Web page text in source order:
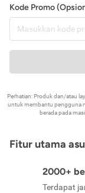
Kode Promo
Perhatian: Produk dan/atau
untuk membantu pengguna
berada pada
Fitur utama
2000+
Terdapat